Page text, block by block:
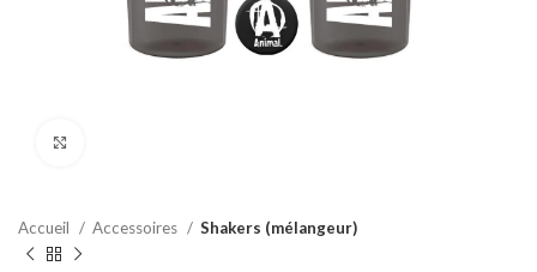
Accueil Accessoires Shakers (mélangeur)